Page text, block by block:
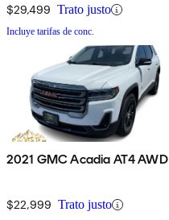
$29,499 Trato justo
Incluye tarifas de conc.
2021 GMC Acadia AT4 AWD
$22,999 Trato justo